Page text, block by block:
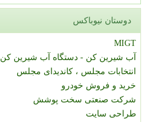
دوستان نیوباکس
MIGT
آب شیرین کن - دستگاه آب شیرین کن
انتخابات مجلس ، کاندیدای مجلس
خرید و فروش خودرو
شرکت صنعتی سخت پوشش
طراحی سایت